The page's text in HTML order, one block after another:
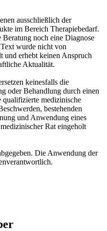
ausschließlich der
im Bereich Therapiebedarf.
Beratung noch eine Diagnose
wurde nicht von
und erhebt keinen Anspruch
Aktualität.
keinesfalls die
oder Behandlung durch einen
qualifizierte medizinische
bestehenden
und Anwendung eines
Rat eingeholt
Die Anwendung der